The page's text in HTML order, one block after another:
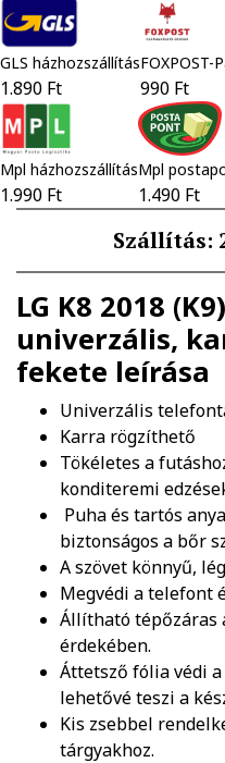
GLS házhozszállítás
1.890 Ft 990 Ft
Mpl házhozszállítás
1.990 Ft
Mpl
1.490 Ft
Szállítás:
LG K8 2018
univerzális,
fekete leírása
Univerzális
Karra rögzíthető
Tökéletes a
konditeremi
Puha és tartós
biztonságos a bőr
A szövet könnyű,
Megvédi a telefont
Állítható tépőzáras
érdekében.
Áttetsző fólia védi
lehetővé teszi a
Kis zsebbel
tárgyakhoz.